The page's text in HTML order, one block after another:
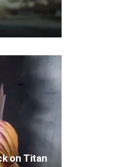
on Titan